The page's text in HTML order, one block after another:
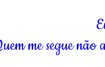
me segue